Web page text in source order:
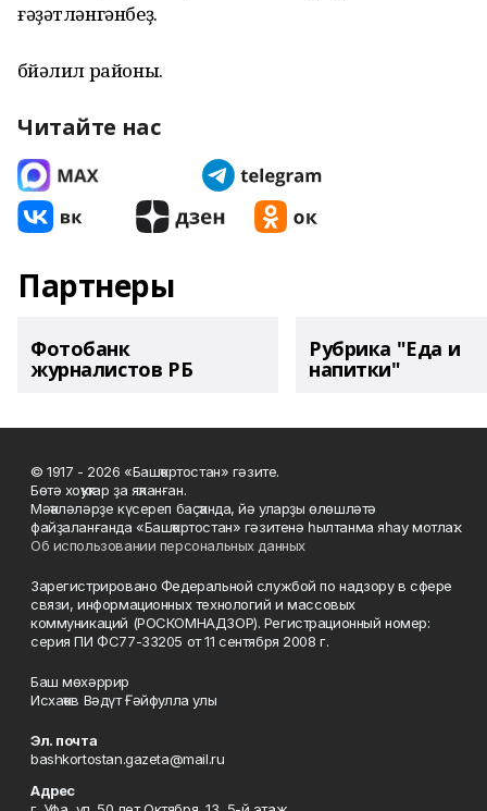
ғәҙәтләнгәнбеҙ.
Әбйәлил районы.
Читайте нас
Партнеры
Фотобанк
журналистов РБ
Рубрика "Еда и
напитки"
© 1917 - 2026 «Башҡортостан» гәзите.
Бөтә хоҡуҡтар ҙа яҡланған.
Мәҡәләләрҙе күсереп баҫҡанда, йә уларҙы өлөшләтә
файҙаланғанда «Башҡортостан» гәзитенә һылтанма яһау мотлаҡ.
Об использовании персональных данных
Зарегистрировано Федеральной службой по надзору в сфере
связи, информационных технологий и массовых
коммуникаций (РОСКОМНАДЗОР). Регистрационный номер:
серия ПИ ФС77-33205 от 11 сентября 2008 г.
Баш мөхәррир
Исхаҡов Вәдүт Ғәйфулла улы
Эл. почта
bashkortostan.gazeta@mail.ru
Адрес